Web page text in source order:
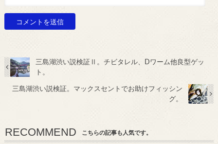
三島湖渋い説検証Ⅱ。チビタレル、Dワーム他良型ゲッ
ト。
三島湖渋い説検証。マックスセントでお助けフィッシン
グ。
RECOMMEND こちらの記事も人気です。